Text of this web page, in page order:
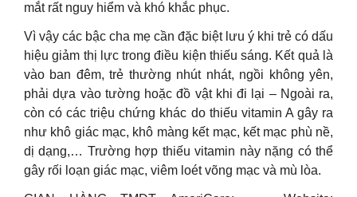
mắt rất nguy hiểm và khó khắc phục.
Vì vậy các bậc cha mẹ cần đặc biệt lưu ý khi trẻ có dấu
hiệu giảm thị lực trong điều kiện thiếu sáng. Kết quả là
vào ban đêm, trẻ thường nhút nhát, ngồi không yên,
phải dựa vào tường hoặc đồ vật khi đi lại – Ngoài ra,
còn có các triệu chứng khác do thiếu vitamin A gây ra
như khô giác mạc, khô màng kết mạc, kết mạc phù nề,
dị dạng,… Trường hợp thiếu vitamin này nặng có thể
gây rối loạn giác mạc, viêm loét võng mạc và mù lòa.